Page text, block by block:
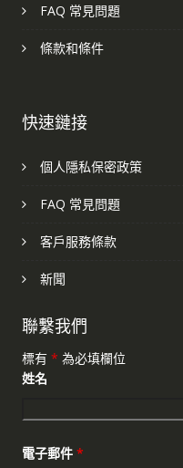
FAQ 常見問題
條款和條件
快速鏈接
個人隱私保密政策
FAQ 常見問題
客戶服務條款
新聞
聯繫我們
標有 * 為必填欄位
姓名
電子郵件 *